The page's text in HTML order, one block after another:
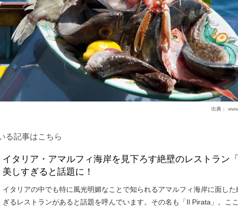
出典：
る記事はこちら
イタリア・アマルフィ海岸を見下ろす絶壁のレストラン
美しすぎると話題に！
イタリアの中でも特に風光明媚なことで知られるアマルフィ海岸に面した
ぎるレストランがあると話題を呼んでいます。その名も「Il Pirata」。こ